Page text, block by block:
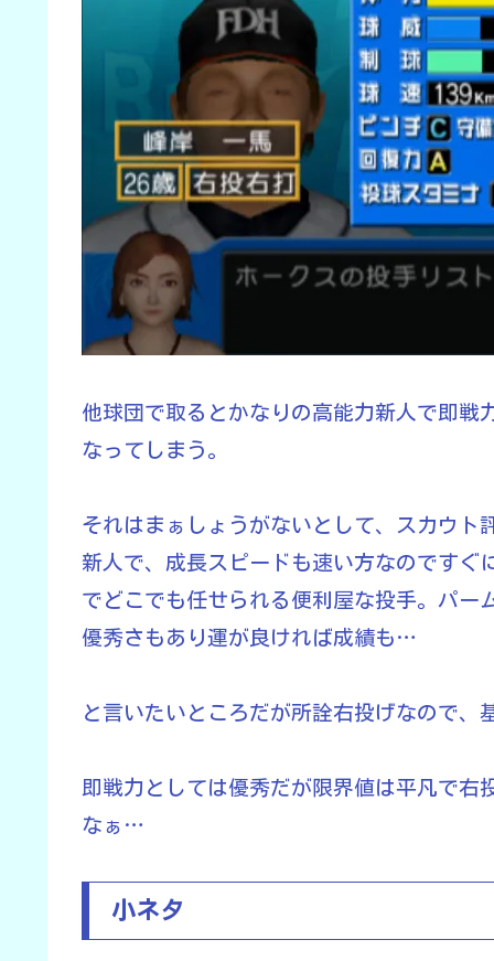
他球団で取るとかなりの高能力新人で即戦
なってしまう。
それはまぁしょうがないとして、スカウト
新人で、成長スピードも速い方なのですぐ
でどこでも任せられる便利屋な投手。パー
優秀さもあり運が良ければ成績も…
と言いたいところだが所詮右投げなので
即戦力としては優秀だが限界値は平凡で
なぁ…
小ネタ